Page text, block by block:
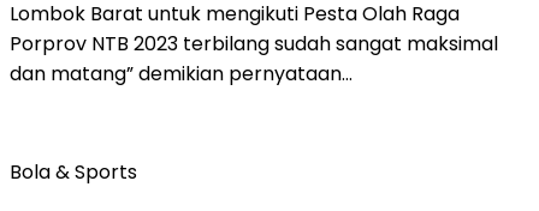
Lombok Barat untuk mengikuti Pesta Olah Raga
Porprov NTB 2023 terbilang sudah sangat maksimal
dan matang” demikian pernyataan…
Bola & Sports